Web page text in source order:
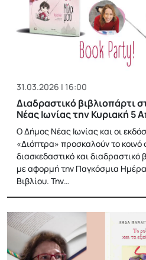
31.03.2026 | 16:00
Διαδραστικό βιβλιοπάρτι
Νέας Ιωνίας την Κυριακή 5
Ο Δήμος Νέας Ιωνίας και οι
«Διόπτρα» προσκαλούν το κοινό
διασκεδαστικό και διαδραστικό
με αφορμή την Παγκόσμια
Βιβλίου. Την…